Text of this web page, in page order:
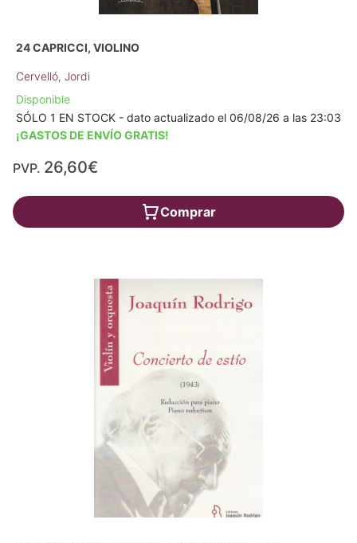
24 CAPRICCI, VIOLINO
Cervelló, Jordi
Disponible
SÓLO 1 EN STOCK - dato actualizado el 06/08/26 a las 23:03
¡GASTOS DE ENVÍO GRATIS!
PVP. 26,60€
Comprar